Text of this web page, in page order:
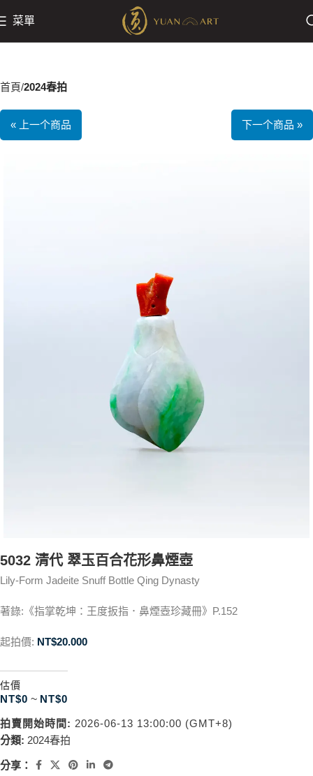
菜單
首頁 2024春拍
« 上一个商品 下一个商品 »
5032 清代 翠玉百合花形鼻煙壺
Lily-Form Jadeite Snuff Bottle Qing Dynasty
著錄:《指掌乾坤：王度扳指．鼻煙壺珍藏冊》P.152
起拍價: NT$20.000
估價
NT$0 ~ NT$0
拍賣開始時間: 2026-06-13 13:00:00 (GMT+8)
分類: 2024春拍
分享：